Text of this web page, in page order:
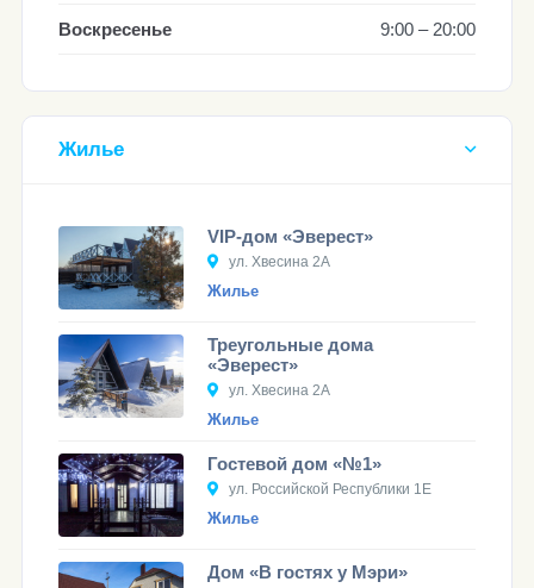
Воскресенье 9:00 – 20:00
Жилье
VIP-дом «Эверест»
ул. Хвесина 2А
Жилье
Треугольные дома
«Эверест»
ул. Хвесина 2А
Жилье
Гостевой дом «№1»
ул. Российской Республики 1Е
Жилье
Дом «В гостях у Мэри»